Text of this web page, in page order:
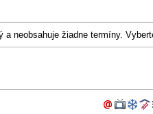
neobsahuje žiadne termíny.